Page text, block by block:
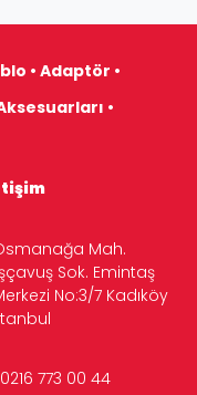
• Adaptör •
•
Mah.
Sok. Emintaş
No:3/7 Kadıköy
773 00 44